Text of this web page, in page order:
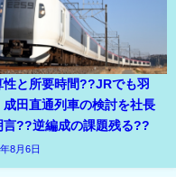
性と所要時間??JRでも羽
成田直通列車の検討を社長
言??逆編成の課題残る??
8月6日